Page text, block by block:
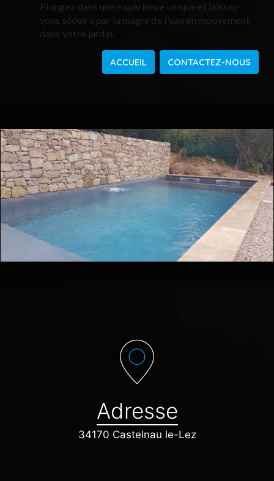
Plongez dans une expérience unique et laissez-
vous séduire par la magie de l'eau en mouvement
dans votre jardin.
ACCUEIL CONTACTEZ-NOUS
Adresse
34170 Castelnau le-Lez